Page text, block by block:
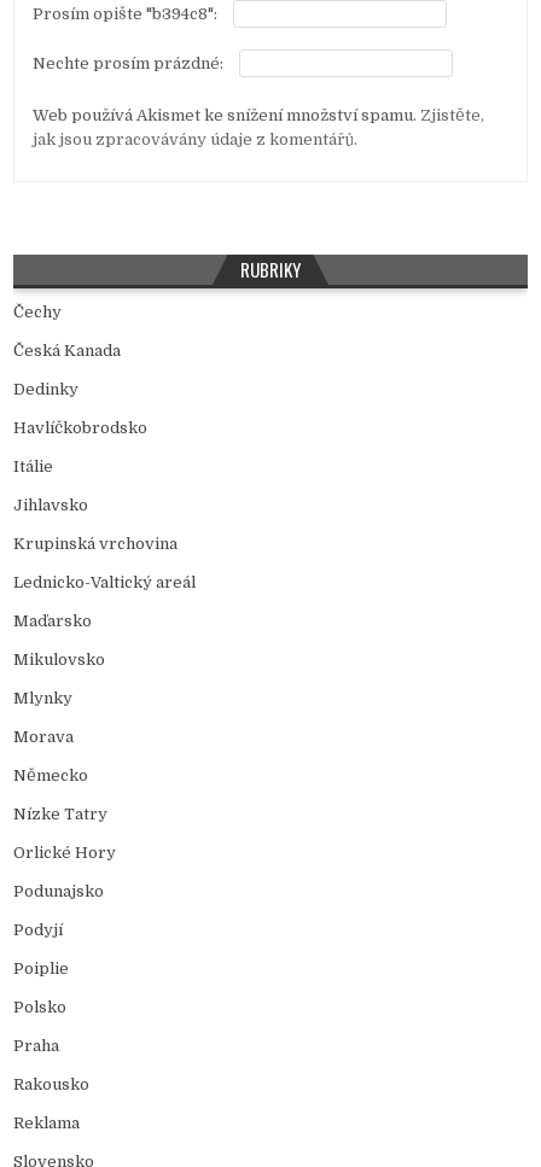
Prosím opište "b394c8":
Nechte prosím prázdné:
Web používá Akismet ke snížení množství spamu. Zjistěte,
jak jsou zpracovávány údaje z komentářů.
RUBRIKY
Čechy
Česká Kanada
Dedinky
Havlíčkobrodsko
Itálie
Jihlavsko
Krupinská vrchovina
Lednicko-Valtický areál
Maďarsko
Mikulovsko
Mlynky
Morava
Německo
Nízke Tatry
Orlické Hory
Podunajsko
Podyjí
Poiplie
Polsko
Praha
Rakousko
Reklama
Slovensko